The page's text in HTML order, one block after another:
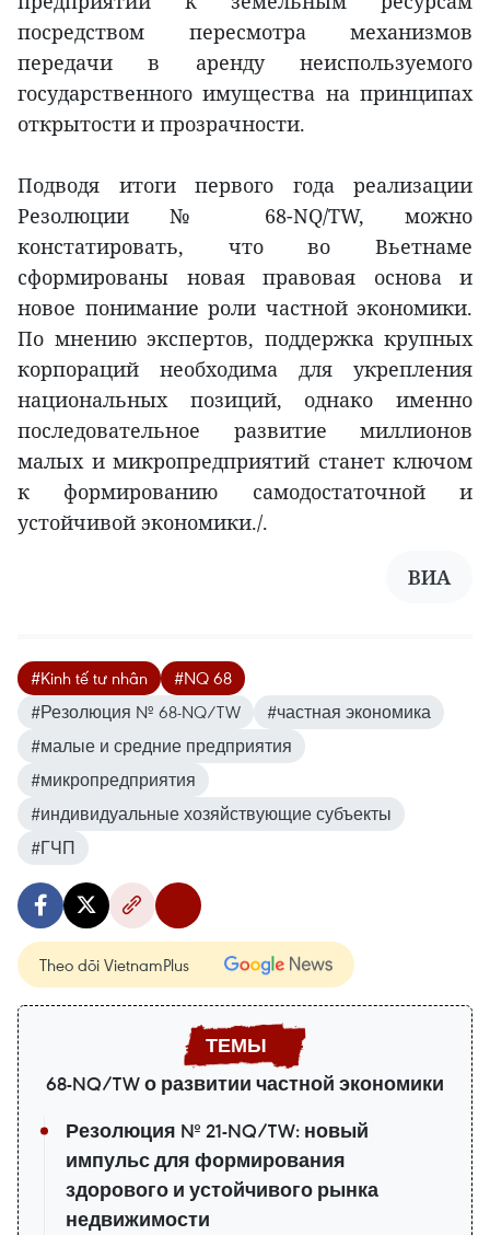
посредством пересмотра механизмов
передачи в аренду неиспользуемого
государственного имущества на принципах
открытости и прозрачности.
Подводя итоги первого года реализации
Резолюции № 68-NQ/TW, можно
констатировать, что во Вьетнаме
сформированы новая правовая основа и
новое понимание роли частной экономики.
По мнению экспертов, поддержка крупных
корпораций необходима для укрепления
национальных позиций, однако именно
последовательное развитие миллионов
малых и микропредприятий станет ключом
к формированию самодостаточной и
устойчивой экономики./.
ВИА
#Kinh tế tư nhân
#NQ 68
#Резолюция № 68-NQ/TW
#частная экономика
#малые и средние предприятия
#микропредприятия
#индивидуальные хозяйствующие субъекты
#ГЧП
Theo dõi VietnamPlus
68-NQ/TW о развитии частной экономики
Резолюция № 21-NQ/TW: новый
импульс для формирования
здорового и устойчивого рынка
недвижимости